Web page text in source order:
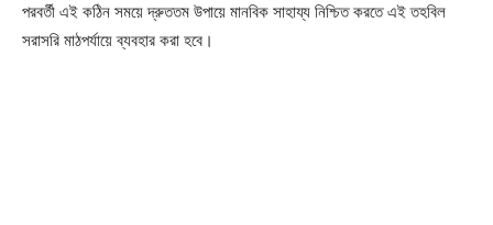
পরবর্তী এই কঠিন সময়ে দ্রুততম উপায়ে মানবিক সাহায্য নিশ্চিত করতে এই তহবিল
সরাসরি মাঠপর্যায়ে ব্যবহার করা হবে।